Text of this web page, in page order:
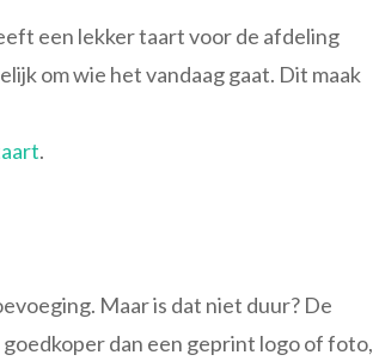
een lekker taart voor de afdeling
om wie het vandaag gaat. Dit maak
.
Maar is dat niet duur? De
dan een geprint logo of foto,